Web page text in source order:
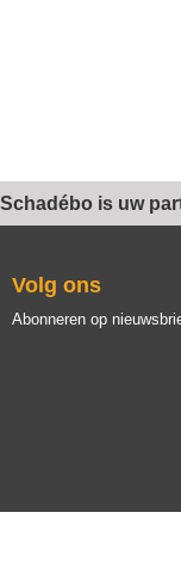
Schadébo is uw
Volg ons
Abonneren op